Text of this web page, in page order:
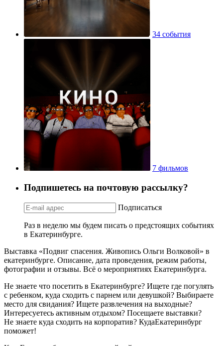
34 события
7 фильмов
Подпишетесь на почтовую рассылку?
Подписаться
Раз в неделю мы будем писать о предстоящих событиях
в Екатеринбурге.
Выставка «Подвиг спасения. Живопись Ольги Волковой» в
екатеринбурге. Описание, дата проведения, режим работы,
фотографии и отзывы. Всё о мероприятиях Екатеринбурга.
Не знаете что посетить в Екатеринбурге? Ищете где погулять
с ребенком, куда сходить с парнем или девушкой? Выбираете
место для свидания? Ищете развлечения на выходные?
Интересуетесь активным отдыхом? Посещаете выставки?
Не знаете куда сходить на корпоратив? КудаЕкатеринбург
поможет!